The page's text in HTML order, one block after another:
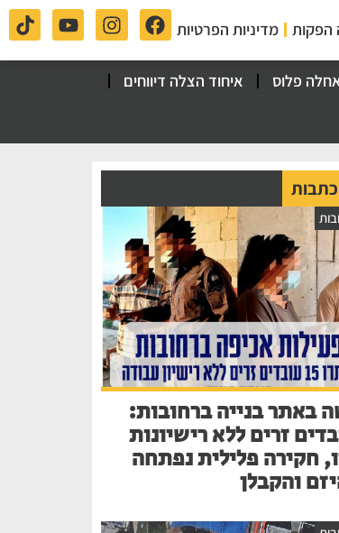
הפקות מדיניות הפרטיות
פלוס
איחוד הצלה דיווחים
באתר בנייה ברחובות:
זרים ללא רישיונות
חקירה פלילית נפתחה
והקבלן